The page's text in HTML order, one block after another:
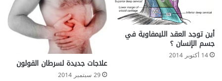
أين توجد العقد الليمفاوية في
جسم الإنسان ؟
14 أكتوبر 2014
علاجات جديدة لسرطان القولون
29 سبتمبر 2014